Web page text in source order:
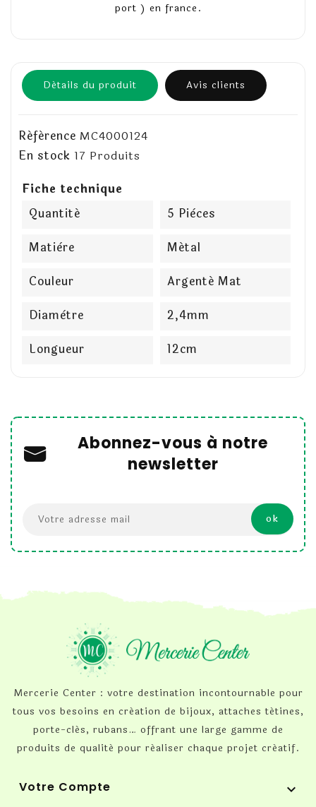
port ) en france.
Détails du produit Avis clients
Référence MC4000124
En stock 17 Produits
Fiche technique
Quantité
5 Pièces
Matière
Métal
Couleur
Argenté Mat
Diamètre
2,4mm
Longueur
12cm
Abonnez-vous à notre
newsletter
Mercerie Center : votre destination incontournable pour
tous vos besoins en création de bijoux, attaches tétines,
porte-clés, rubans… offrant une large gamme de
produits de qualité pour réaliser chaque projet créatif.
Votre Compte 